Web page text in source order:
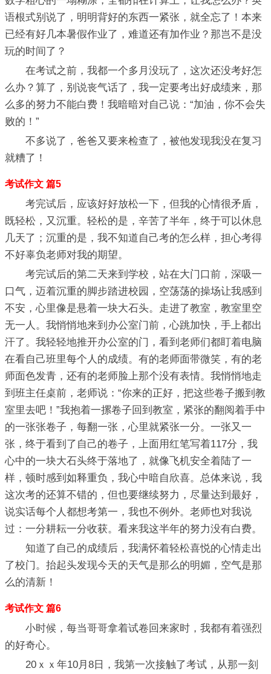
语根式别说了，明明背好的东西一紧张，就全忘了！本来
已经有好几本暑假作业了，难道还有加作业？那岂不是没
玩的时间了？
在考试之前，我都一个多月没玩了，这次还没考好怎
么办？算了，别说丧气话了，我一定要考出好成绩来，那
么多的努力不能白费！我暗暗对自己说：“加油，你不会失
败的！”
不多说了，爸爸又要来检查了，被他发现我没在复习
就糟了！
考试作文 篇5
考完试后，应该好好放松一下，但我的心情很矛盾，
既轻松，又沉重。轻松的是，辛苦了半年，终于可以休息
几天了；沉重的是，我不知道自己考的怎么样，担心考得
不好辜负老师对我的期望。
考完试后的第二天来到学校，站在大门口前，深吸一
口气，迈着沉重的脚步踏进校园，空荡荡的操场让我感到
不安，心里像是悬着一块大石头。走进了教室，教室里空
无一人。我悄悄地来到办公室门前，心跳加快，手上都出
汗了。我轻轻地推开办公室的门，看到老师们都盯着电脑
在看自己班里每个人的成绩。有的老师面带微笑，有的老
师面色发青，还有的老师脸上那个没有表情。我悄悄地走
到班主任桌前，老师说：“你来的正好，把这些卷子搬到教
室里去吧！”我抱着一摞卷子回到教室，紧张的翻阅着手中
的一张张卷子，每翻一张，心里就紧张一分。一张又一
张，终于看到了自己的卷子，上面用红笔写着117分，我
心中的一块大石头终于落地了，就像飞机安全着陆了一
样，顿时感到如释重负，我心中暗自欣喜。总体来说，我
这次考的还算不错的，但也要继续努力，尽量达到最好，
说实话每个人都想考第一，我也不例外。老师也对我说
过：一分耕耘一分收获。看来我这半年的努力没有白费。
知道了自己的成绩后，我满怀着轻松喜悦的心情走出
了校门。抬起头发现今天的天气是那么的明媚，空气是那
么的清新！
考试作文 篇6
小时候，每当哥哥拿着试卷回来家时，我都有着强烈
的好奇心。
20ｘｘ年10月8日，我第一次接触了考试，从那一刻